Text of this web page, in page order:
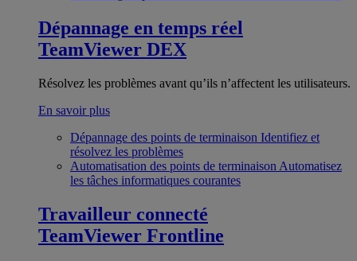
Dépannage en temps réel
TeamViewer DEX
Résolvez les problèmes avant qu’ils n’affectent les utilisateurs.
En savoir plus
Dépannage des points de terminaison Identifiez et
résolvez les problèmes
Automatisation des points de terminaison Automatisez
les tâches informatiques courantes
Travailleur connecté
TeamViewer Frontline